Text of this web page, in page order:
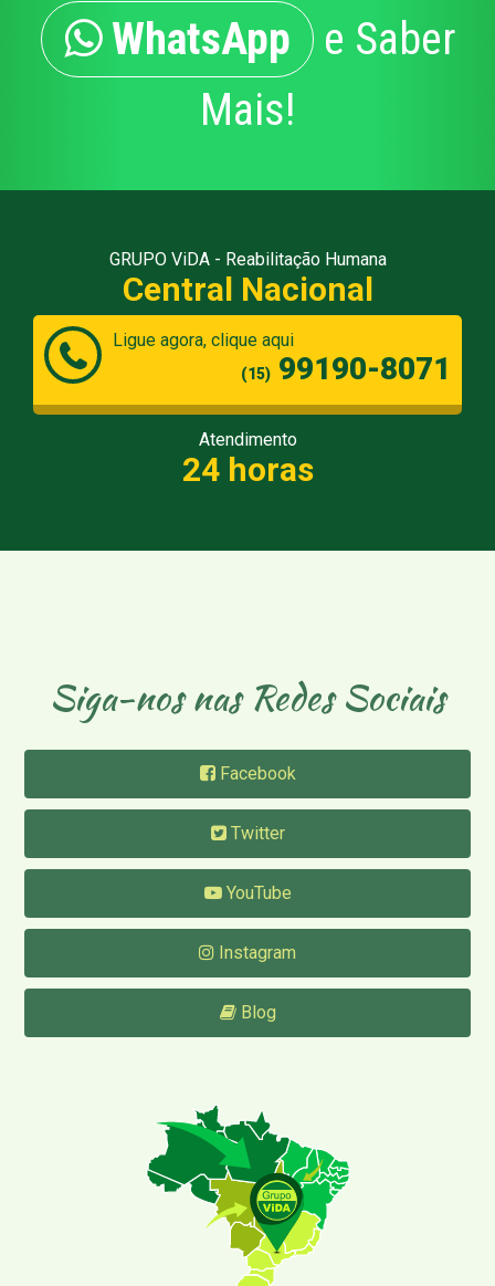
WhatsApp e Saber
Mais!
GRUPO ViDA - Reabilitação Humana
Central Nacional
Ligue agora, clique aqui
(15) 99190-8071
Atendimento
24 horas
Siga-nos nas Redes Sociais
Facebook
Twitter
YouTube
Instagram
Blog